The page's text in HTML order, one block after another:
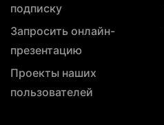
подписку
Запросить онлайн-
презентацию
Проекты наших
пользователей